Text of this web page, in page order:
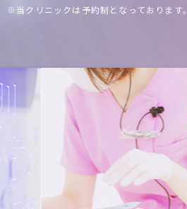
※当クリニックは予約制となっております。
Previous